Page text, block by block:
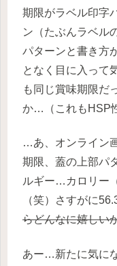
期限がラベル印字
ン（たぶんラベル
パターンと書き方
となく目に入って
も同じ賞味期限だ
か…（これもHSP
…あ、オンライン
期限、蓋の上部
ルギー…カロリー
（笑）さすがに
らどんなに嬉しい
あー…新たに気に